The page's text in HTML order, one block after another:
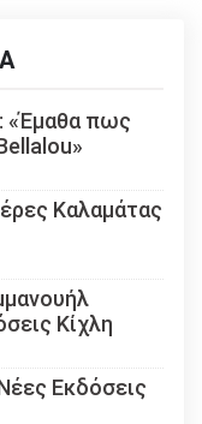
«Έμαθα πως
Καλαμάτας
Κίχλη
Εκδόσεις